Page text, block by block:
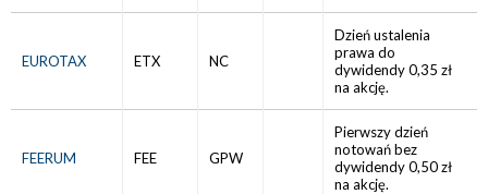
EUROTAX ETX NC
Dzień ustalenia
prawa do
dywidendy 0,35 zł
na akcję.
FEERUM FEE GPW
Pierwszy dzień
notowań bez
dywidendy 0,50 zł
na akcję.